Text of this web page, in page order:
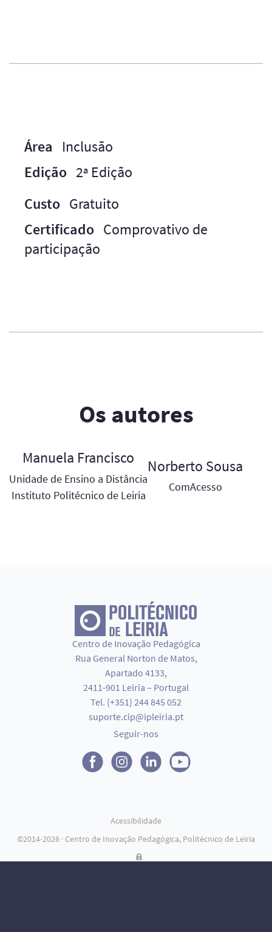
Área
Inclusão
Edição 2ª Edição
Custo Gratuito
Certificado Comprovativo de
participação
Os autores
Manuela Francisco
Unidade de Ensino a Distância
Instituto Politécnico de Leiria
Norberto Sousa
ComAcesso
Centro de Inovação Pedagógica
Rua General Norton de Matos,
Apartado 4133,
2411-901 Leiria – Portugal
Tel. (+351) 244 845 052
suporte.cip@ipleiria.pt
Seguir-nos
©2014-2026 · Centro de Inovação Pedagógica, Politécnico de Leiria
Acessibilidade